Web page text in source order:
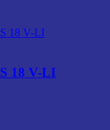
18 V-LI